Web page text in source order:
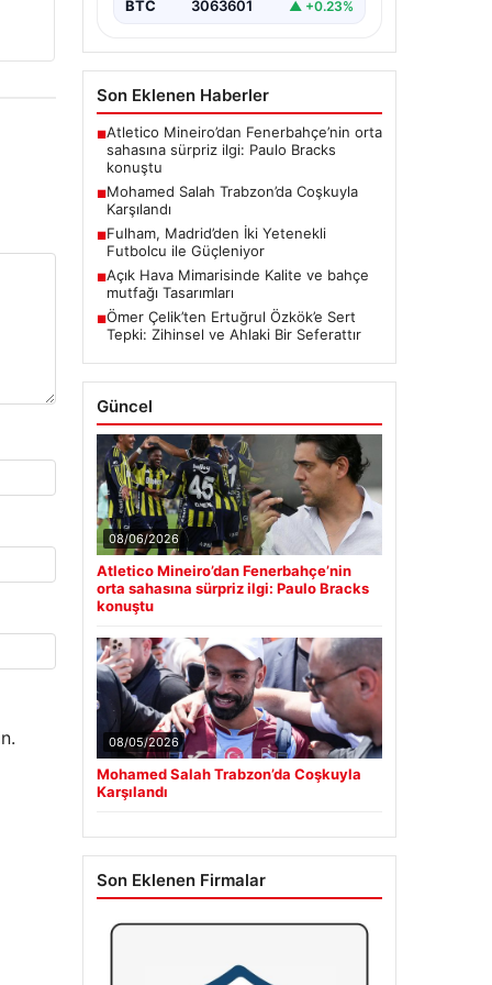
BTC 3063601 ▲ +0.23%
Son Eklenen Haberler
■Atletico Mineiro’dan Fenerbahçe’nin orta
sahasına sürpriz ilgi: Paulo Bracks
konuştu
■Mohamed Salah Trabzon’da Coşkuyla
Karşılandı
■Fulham, Madrid’den İki Yetenekli
Futbolcu ile Güçleniyor
■Açık Hava Mimarisinde Kalite ve bahçe
mutfağı Tasarımları
■Ömer Çelik’ten Ertuğrul Özkök’e Sert
Tepki: Zihinsel ve Ahlaki Bir Seferattır
Güncel
08/06/2026
Atletico Mineiro’dan Fenerbahçe’nin
orta sahasına sürpriz ilgi: Paulo Bracks
konuştu
08/05/2026
Mohamed Salah Trabzon’da Coşkuyla
Karşılandı
Son Eklenen Firmalar